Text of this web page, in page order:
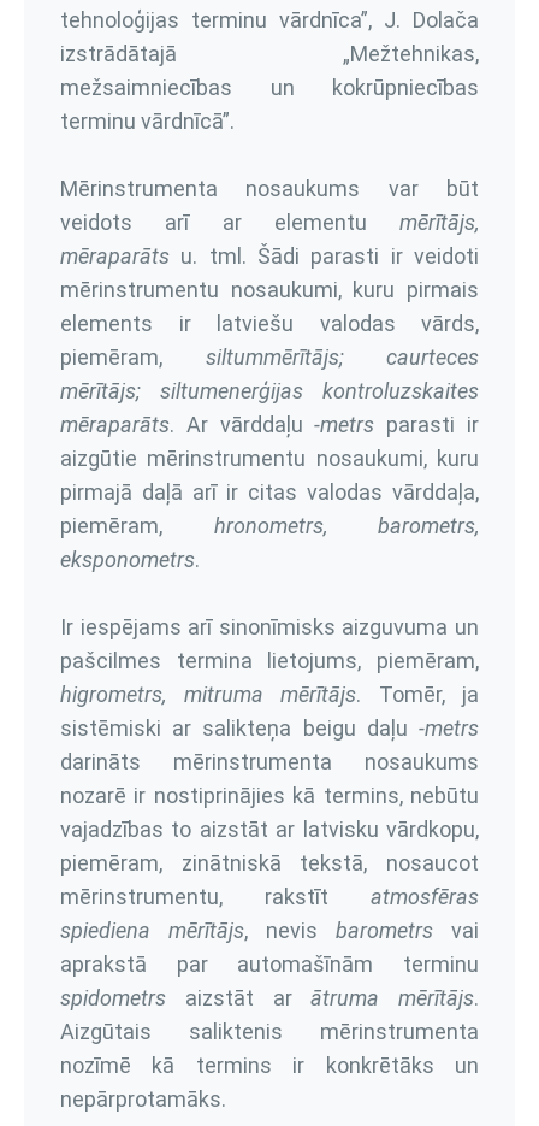
tehnoloģijas terminu vārdnīca”, J. Dolača
izstrādātajā „Mežtehnikas,
mežsaimniecības un kokrūpniecības
terminu vārdnīcā”.
Mērinstrumenta nosaukums var būt
veidots arī ar elementu mērītājs,
mēraparāts u. tml. Šādi parasti ir veidoti
mērinstrumentu nosaukumi, kuru pirmais
elements ir latviešu valodas vārds,
piemēram, siltummērītājs; caurteces
mērītājs; siltumenerģijas kontroluzskaites
mēraparāts. Ar vārddaļu-metrs parasti ir
aizgūtie mērinstrumentu nosaukumi, kuru
pirmajā daļā arī ir citas valodas vārddaļa,
piemēram, hronometrs, barometrs,
eksponometrs.
Ir iespējams arī sinonīmisks aizguvuma un
pašcilmes termina lietojums, piemēram,
higrometrs, mitruma mērītājs. Tomēr, ja
sistēmiski ar salikteņa beigu daļu -metrs
darināts mērinstrumenta nosaukums
nozarē ir nostiprinājies kā termins, nebūtu
vajadzības to aizstāt ar latvisku vārdkopu,
piemēram, zinātniskā tekstā, nosaucot
mērinstrumentu, rakstīt atmosfēras
spiediena mērītājs, nevis barometrs vai
aprakstā par automašīnām terminu
spidometrs aizstāt arātruma mērītājs.
Aizgūtais saliktenis mērinstrumenta
nozīmē kā termins ir konkrētāks un
nepārprotamāks.